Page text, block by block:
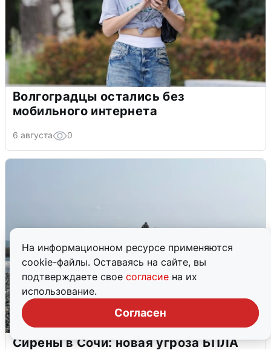
На информационном ресурсе применяются
cookie-файлы. Оставаясь на сайте, вы
подтверждаете свое согласие на их
использование.
Согласен
Волгоградцы остались без
мобильного интернета
6 августа 0
Сирены в Сочи: новая угроза БПЛА